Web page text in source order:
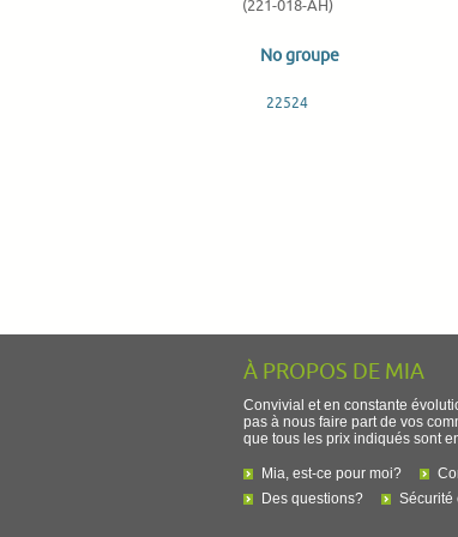
(221-018-AH)
No groupe
22524
À PROPOS DE MIA
Convivial et en constante
pas à nous faire part de vos
que tous les prix indiqués sont
Mia, est-ce pour moi?
Des questions?
Sécurité